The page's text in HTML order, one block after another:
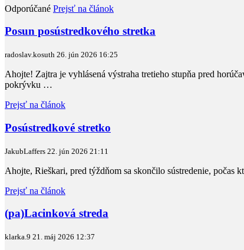
Odporúčané Prejsť na článok
Posun posústredkového stretka
radoslav.kosuth 26. jún 2026 16:25
​Ahojte! Zajtra je vyhlásená výstraha tretieho stupňa pred
pokrývku …
Prejsť na článok
Posústredkové stretko
JakubLaffers 22. jún 2026 21:11
Ahojte, Rieškari, pred týždňom sa skončilo sústredenie,
Prejsť na článok
(pa)Lacinková streda
klarka.9 21. máj 2026 12:37